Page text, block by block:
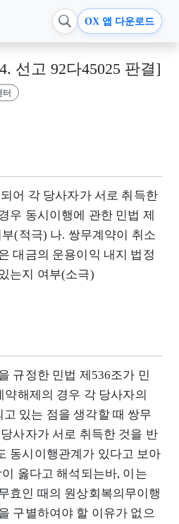
OX 앱 다운로드
선고 92다45025 판결]
터
어 각 당사자가 서로 취득한
우 동시이행에 관한 민법 제
(적극) 나. 쌍무계약이 취소
대금의 운용이익 내지 법정
는지 여부(소극)
규정한 민법 제536조가 민
약해제의 경우 각 당사자의
있는 점을 생각할 때 쌍무
사자가 서로 취득한 것을 반
동시이행관계가 있다고 보아
옳다고 해석되는바, 이는
효인 때의 원상회복의무이행
구별하여야 할 이유가 없으